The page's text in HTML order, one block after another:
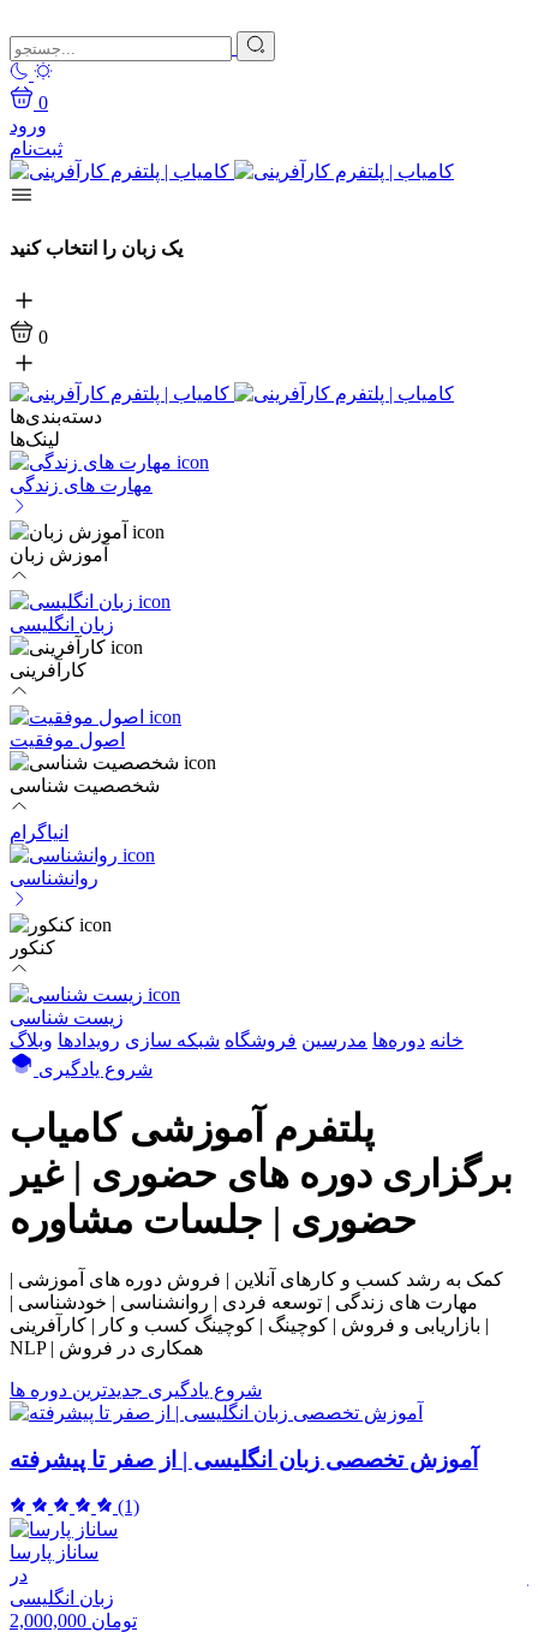
0
ورود
ثبت‌نام
یک زبان را انتخاب کنید
0
دسته‌بندی‌ها
لینک‌ها
مهارت های زندگی
آموزش زبان
زبان انگلیسی
کارآفرینی
اصول موفقیت
شخصصیت شناسی
انیاگرام
روانشناسی
کنکور
زیست شناسی
خانه دوره‌ها مدرسین فروشگاه شبکه سازی رویداد‌ها وبلاگ
شروع یادگیری
پلتفرم آموزشی کامیاب
برگزاری دوره های حضوری | غیر
حضوری | جلسات مشاوره
کمک به رشد کسب و کارهای آنلاین | فروش دوره های آموزشی |
مهارت های زندگی | توسعه فردی | روانشناسی | خودشناسی |
بازاریابی و فروش | کوچینگ | کوچینگ کسب و کار | کارآفرینی |
NLP | همکاری در فروش
شروع یادگیری جدیدترین دوره ها
آموزش تخصصی زبان انگلیسی | از صفر تا پیشرفته
(1)
ساناز پارسا
در
زبان انگلیسی
2,000,000 تومان